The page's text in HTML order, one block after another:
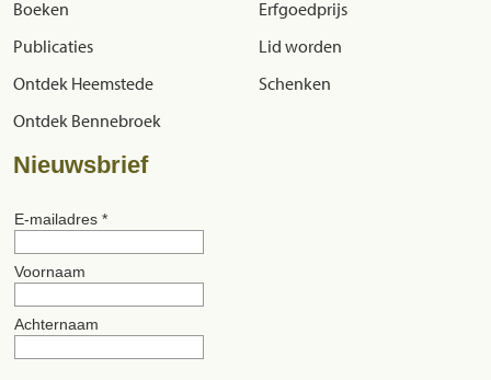
Boeken
Publicaties
Ontdek Heemstede
Ontdek Bennebroek
Erfgoedprijs
Lid worden
Schenken
Nieuwsbrief